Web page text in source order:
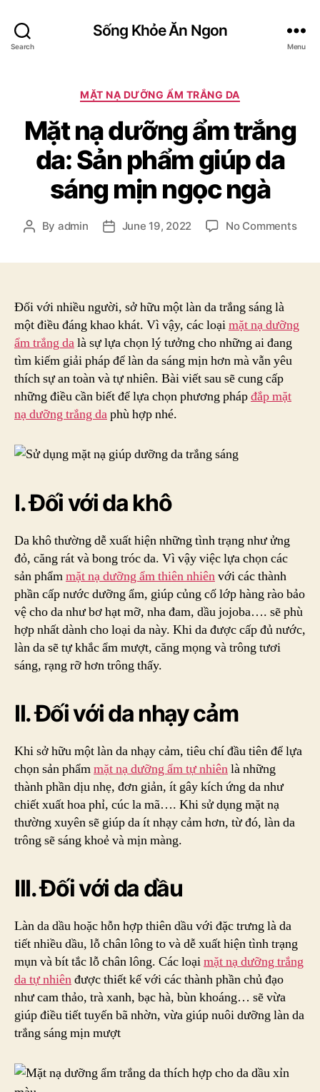
Search
Sống Khỏe Ăn Ngon
Menu
Categories
MẶT NẠ DƯỠNG ẨM TRẮNG DA
Mặt nạ dưỡng ẩm trắng
da: Sản phẩm giúp da
sáng mịn ngọc ngà
Post
By admin
PostJune 19, 2022 No Commentson
Sản
Đối với nhiều người, sở hữu một làn da trắng sáng là
một điều đáng khao khát. Vì vậy, các loạimặt nạ dưỡng
ẩm trắng dalà sự lựa chọn lý tưởng cho những ai đang
tìm kiếm giải pháp để làn da sáng mịn hơn mà vẫn yêu
thích sự an toàn và tự nhiên. Bài viết sau sẽ cung cấp
những điều cần biết để lựa chọn phương phápđắp mặt
nạ dưỡng trắng daphù hợp nhé.
I. Đối với da khô
Da khô thường dễ xuất hiện những tình trạng như ửng
đỏ, căng rát và bong tróc da. Vì vậy việc lựa chọn các
sản phẩmmặt nạ dưỡng ẩm thiên nhiênvới các thành
phần cấp nước dưỡng ẩm, giúp củng cố lớp hàng rào bảo
vệ cho da như bơ hạt mỡ, nha đam, dầu jojoba…. sẽ phù
hợp nhất dành cho loại da này. Khi da được cấp đủ nước,
làn da sẽ tự khắc ẩm mượt, căng mọng và trông tươi
sáng, rạng rỡ hơn trông thấy.
II. Đối với da nhạy cảm
Khi sở hữu một làn da nhạy cảm, tiêu chí đầu tiên để lựa
chọn sản phẩmmặt nạ dưỡng ẩm tự nhiênlà những
thành phần dịu nhẹ, đơn giản, ít gây kích ứng da như
chiết xuất hoa phỉ, cúc la mã…. Khi sử dụng mặt nạ
thường xuyên sẽ giúp da ít nhạy cảm hơn, từ đó, làn da
trông sẽ sáng khoẻ và mịn màng.
III. Đối với da dầu
Làn da dầu hoặc hỗn hợp thiên dầu với đặc trưng là da
tiết nhiều dầu, lỗ chân lông to và dễ xuất hiện tình trạng
mụn và bít tắc lỗ chân lông. Các loạimặt nạ dưỡng trắng
da tự nhiênđược thiết kế với các thành phần chủ đạo
như cam thảo, trà xanh, bạc hà, bùn khoáng… sẽ vừa
giúp điều tiết tuyến bã nhờn, vừa giúp nuôi dưỡng làn da
trắng sáng mịn mượt